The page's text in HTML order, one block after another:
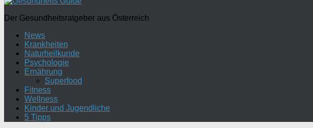
Der Gesundheitsratgeber aus Österreich
News
Krankheiten
Naturheilkunde
Psychologie
Ernährung
Superfood
Fitness
Wellness
Kinder und Jugendliche
5 Tipps